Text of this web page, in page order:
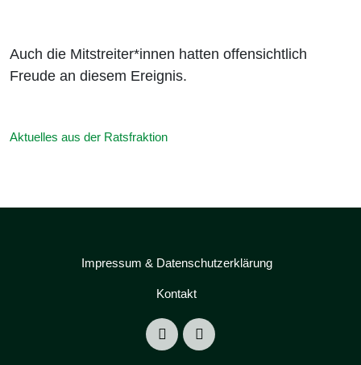
Auch die Mitstreiter*innen hatten offensichtlich
Freude an diesem Ereignis.
Aktuelles aus der Ratsfraktion
Impressum & Datenschutzerklärung
Kontakt